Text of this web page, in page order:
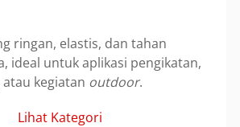
ringan, elastis, dan tahan
ideal untuk aplikasi pengikatan,
kegiatan outdoor.
Lihat Kategori